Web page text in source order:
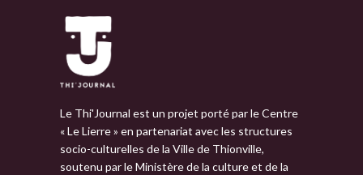
Le Thi'Journal est un projet porté par le Centre
« Le Lierre » en partenariat avec les structures
socio-culturelles de la Ville de Thionville,
soutenu par le Ministère de la culture et de la